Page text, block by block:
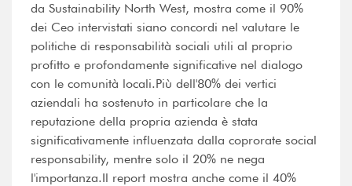
da Sustainability North West, mostra come il 90%
dei Ceo intervistati siano concordi nel valutare le
politiche di responsabilità sociali utili al proprio
profitto e profondamente significative nel dialogo
con le comunità locali.Più dell'80% dei vertici
aziendali ha sostenuto in particolare che la
reputazione della propria azienda è stata
significativamente influenzata dalla coprorate social
responsability, mentre solo il 20% ne nega
l'importanza.Il report mostra anche come il 40%